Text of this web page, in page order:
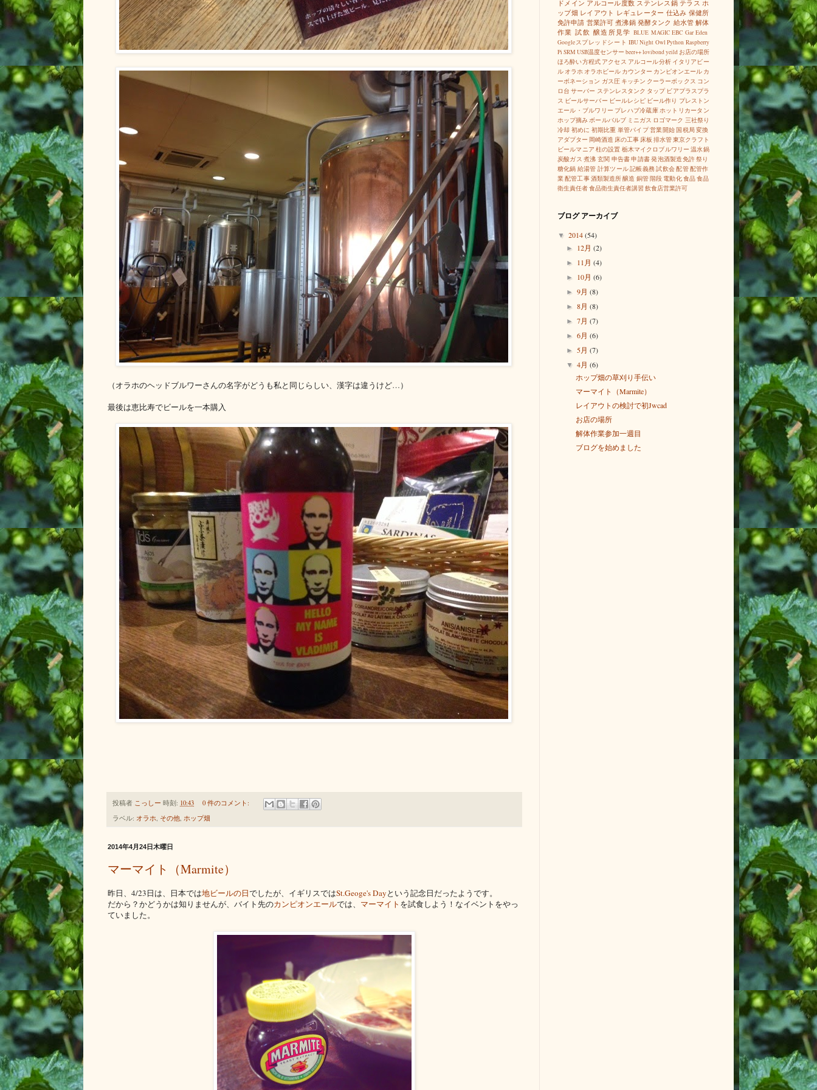
（オラホのヘッドブルワーさんの名字がどうも私と同じらしい、漢字は違うけど…）
最後は恵比寿でビールを一本購入
投稿者 こっしー 時刻: 10:43
0 件のコメント:
ラベル: オラホ, その他, ホップ畑
2014年4月24日木曜日
マーマイト（Marmite）
昨日、4/23日は、日本では地ビールの日でしたが、イギリスではSt.Geoge's Dayという記念日だったようです。
だから？かどうかは知りませんが、バイト先のカンピオンエールでは、 マーマイト を試食しよう！なイベントをやっ
ていました。
ドメイン アルコール度数 ステンレス鍋 テラス ホ
ップ畑 レイアウト レギュレーター 仕込み 保健所
免許申請 営業許可 煮沸鍋 発酵タンク 給水管 解体
作業 試飲 醸造所見学 BLUE MAGIC EBC Gar Eden
Googleスプレッドシート IBUNight Owl Python Raspberry
Pi SRM USB温度センサー beer++lovibondyeildお店の場所
ほろ酔い方程式 アクセス アルコール分析 イタリアビー
ル オラホ オラホビール カウンター カンピオンエール カ
ーボネーション ガス圧 キッチン クーラーボックス コン
ロ台 サーバー ステンレスタンク タップ ビアプラスプラ
ス ビールサーバー ビールレシピ ビール作り プレストン
エール・ブルワリー プレハブ冷蔵庫ホットリカータン
ホップ摘みボールバルブ ミニガス ロゴマーク 三社祭り
冷却 初めに 初期比重 単管パイプ営業開始 国税局変換
アダプター 岡崎酒造 床の工事 床板 排水管東京クラフト
ビールマニア 柱の設置 栃木マイクロブルワリー 温水鍋
炭酸ガス 煮沸 玄関 申告書申請書発泡酒製造免許祭り
糖化鍋 給湯管 計算ツール記帳義務試飲会配管配管作
業配管工事酒類製造所醸造 銅管階段 電動化食品食品
衛生責任者食品衛生責任者講習 飲食店営業許可
ブログ アーカイブ
▼ 2014(54)
► 12月(2)
► 11月(4)
► 10月(6)
►9月(8)
►8月(8)
►7月(7)
►6月(6)
►5月(7)
▼4月(6)
ホップ畑の草刈り手伝い
マーマイト（Marmite）
レイアウトの検討で初Jwcad
お店の場所
解体作業参加一週目
ブログを始めました